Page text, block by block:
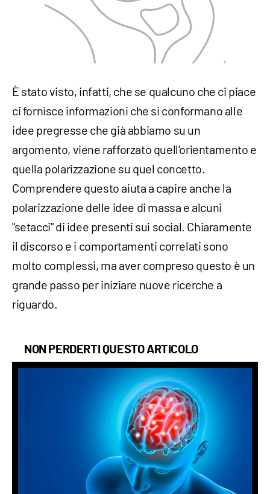
È stato visto, infatti, che se qualcuno che ci piace
ci fornisce informazioni che si conformano alle
idee pregresse che già abbiamo su un
argomento, viene rafforzato quell'orientamento e
quella polarizzazione su quel concetto.
Comprendere questo aiuta a capire anche la
polarizzazione delle idee di massa e alcuni
"setacci" di idee presenti sui social. Chiaramente
il discorso e i comportamenti correlati sono
molto complessi, ma aver compreso questo è un
grande passo per iniziare nuove ricerche a
riguardo.
NON PERDERTI QUESTO ARTICOLO